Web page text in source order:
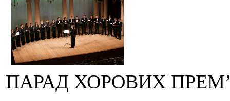
ПАРАД ХОРОВИХ